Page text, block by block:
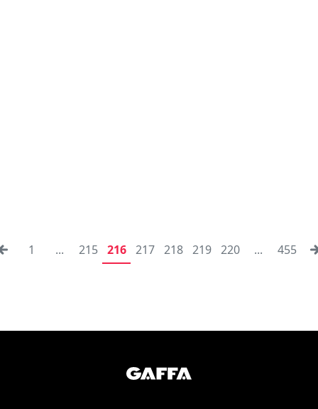
1 ... 215 216 217 218 219 220 ... 455